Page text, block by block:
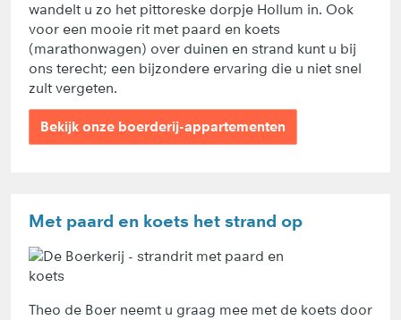
wandelt u zo het pittoreske dorpje Hollum in. Ook
voor een mooie rit met paard en koets
(marathonwagen) over duinen en strand kunt u bij
ons terecht; een bijzondere ervaring die u niet snel
zult vergeten.
Bekijk onze boerderij-appartementen
Met paard en koets het strand op
Theo de Boer neemt u graag mee met de koets door